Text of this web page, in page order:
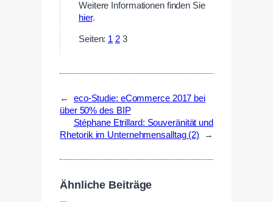
Weitere Informationen finden Sie
hier.
Seiten: 1 2 3
←
eco-Studie: eCommerce 2017 bei
über 50% des BIP
Stéphane Etrillard: Souveränität und
Rhetorik im Unternehmensalltag (2)
→
Ähnliche Beiträge